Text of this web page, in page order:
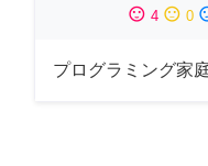
sentiment_satisfied 4 sentiment_neutral 0
プログラミング家